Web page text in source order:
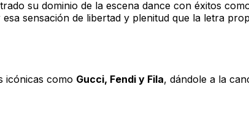
su dominio de la escena dance con éxitos
sensación de libertad y plenitud que la letra
icónicas como Gucci, Fendi y Fila, dándole a la